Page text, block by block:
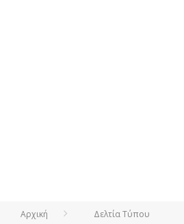
Αρχική Δελτία Τύπου